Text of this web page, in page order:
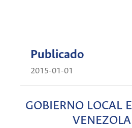
Publicado
2015-01-01
GOBIERNO LOCAL